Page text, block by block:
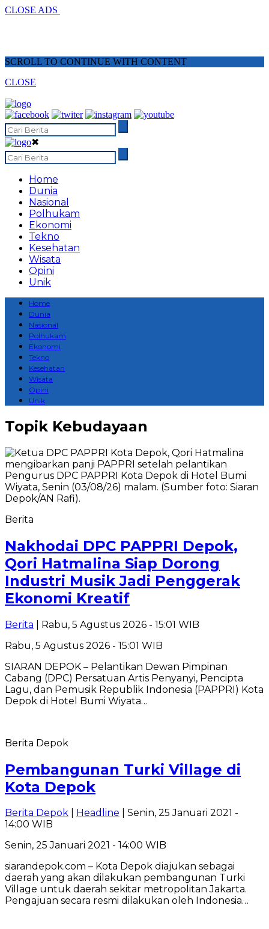
CLOSE ADS
SCROLL TO CONTINUE WITH CONTENT
CLOSE
✖
Home
Dunia
Nasional
Polhukam
Ekonomi
Tekno
Kesehatan
Wisata
Opini
Unik
Home
Dunia
Nasional
Polhukam
Ekonomi
Tekno
Kesehatan
Wisata
Opini
Unik
Topik Kebudayaan
Berita
Nakhodai DPC PAPPRI Depok,
Qori Hatmalina Siap Dorong
Industri Musik Jadi Penggerak
Ekonomi Kreatif
Berita | Rabu, 5 Agustus 2026 - 15:01 WIB
Rabu, 5 Agustus 2026 - 15:01 WIB
SIARAN DEPOK – Pelantikan Dewan Pimpinan
Cabang (DPC) Persatuan Artis Penyanyi, Pencipta
Lagu, dan Pemusik Republik Indonesia (PAPPRI) Kota
Depok di Hotel Bumi Wiyata…
Berita Depok
Pembangunan Turki Village di
Kota Depok
Berita Depok Headline | Senin, 25 Januari 2021 -
14:00 WIB
Senin, 25 Januari 2021 - 14:00 WIB
siarandepok.com – Kota Depok diajukan sebagai
daerah yang akan dilakukan pembangunan Turki
Village untuk daerah sekitar metropolitan Jakarta.
Pengajuan secara resmi dilakukan oleh Indonesia…